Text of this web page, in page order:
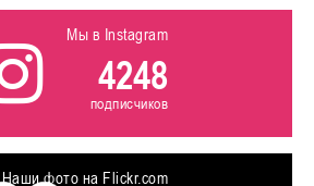
Мы в Instagram
4248
подписчиков
Наши фото на Flickr.com